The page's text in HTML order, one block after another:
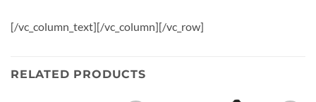
[/vc_column_text][/vc_column][/vc_row]
RELATED PRODUCTS